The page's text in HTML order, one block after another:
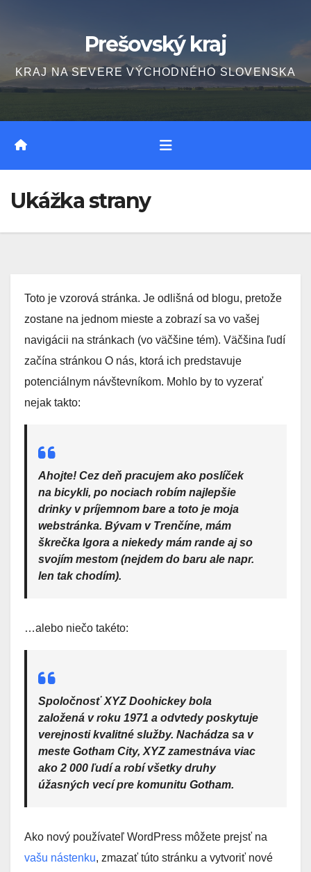
Prešovský kraj
KRAJ NA SEVERE VÝCHODNÉHO SLOVENSKA
Ukážka strany
Toto je vzorová stránka. Je odlišná od blogu, pretože
zostane na jednom mieste a zobrazí sa vo vašej
navigácii na stránkach (vo väčšine tém). Väčšina ľudí
začína stránkou O nás, ktorá ich predstavuje
potenciálnym návštevníkom. Mohlo by to vyzerať
nejak takto:
Ahojte! Cez deň pracujem ako poslíček
na bicykli, po nociach robím najlepšie
drinky v príjemnom bare a toto je moja
webstránka. Bývam v Trenčíne, mám
škrečka Igora a niekedy mám rande aj so
svojím mestom (nejdem do baru ale napr.
len tak chodím).
…alebo niečo takéto:
Spoločnosť XYZ Doohickey bola
založená v roku 1971 a odvtedy poskytuje
verejnosti kvalitné služby. Nachádza sa v
meste Gotham City, XYZ zamestnáva viac
ako 2 000 ľudí a robí všetky druhy
úžasných vecí pre komunitu Gotham.
Ako nový používateľ WordPress môžete prejsť na
vašu nástenku, zmazať túto stránku a vytvoriť nové